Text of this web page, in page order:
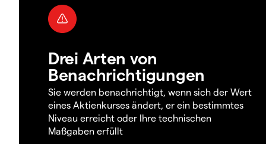
Drei Arten von
Benachrichtigungen
Sie werden benachrichtigt, wenn sich der Wert
eines Aktienkurses ändert, er ein bestimmtes
Niveau erreicht oder Ihre technischen
Maßgaben erfüllt